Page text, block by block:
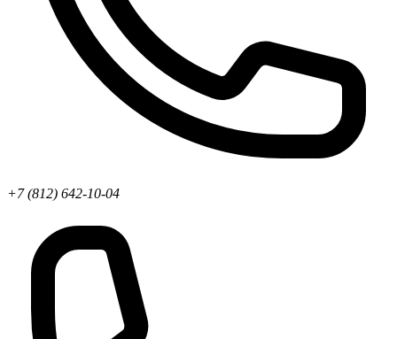
+7 (812) 642-10-04